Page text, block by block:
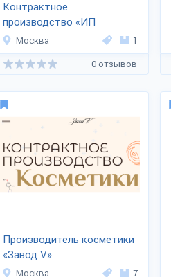
Контрактное
производство «ИП
Иванова Е.С.»
Москва 1
0 отзывов
Производитель косметики
«Завод V»
Москва 7